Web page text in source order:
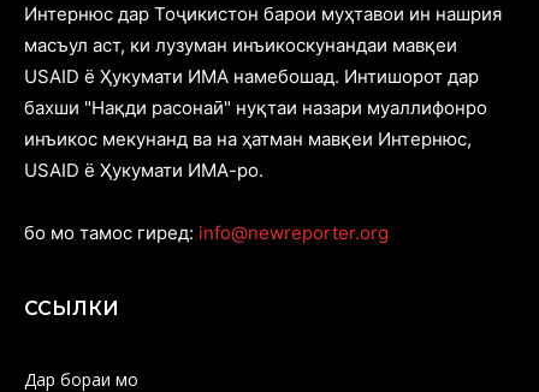
Интернюс дар Тоҷикистон барои муҳтавои ин нашрия
масъул аст, ки лузуман инъикоскунандаи мавқеи
USAID ё Ҳукумати ИМА намебошад. Интишорот дар
бахши "Нақди расонаӣ" нуқтаи назари муаллифонро
инъикос мекунанд ва на ҳатман мавқеи Интернюс,
USAID ё Ҳукумати ИМА-ро.
бо мо тамос гиред: info@newreporter.org
ССЫЛКИ
Дар бораи мо